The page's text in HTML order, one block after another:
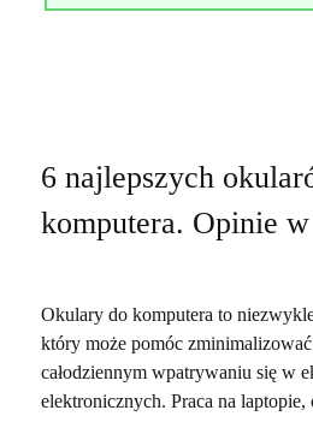
6 najlepszych
komputera. Opinie
Okulary do komputera to
który może pomóc
całodziennym wpatrywaniu się w
elektronicznych. Praca na